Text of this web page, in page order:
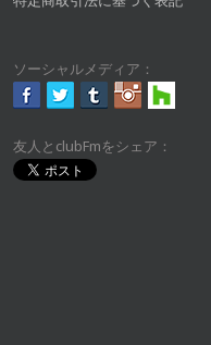
ソーシャルメディア：
友人とclubFmをシェア：